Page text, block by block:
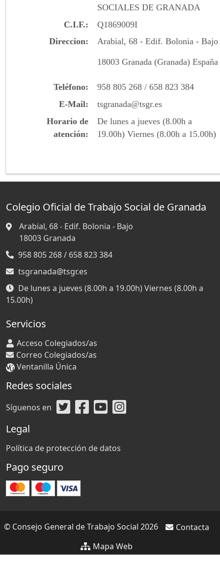
SOCIALES DE GRANADA
C.I.F.
Q1869009I
Direccion
Arabial, 68 - Edif. Bolonia - Bajo
18003 Granada (Granada) España
Teléfono
958 805 268 / 658 823 384
E-Mail
tsgranada@tsgr.es
Horario de
atención
De lunes a jueves (8.00h a
19.00h) Viernes (8.00h a 15.00h)
Colegio Oficial de Trabajo Social de Granada
Arabial, 68 - Edif. Bolonia - Bajo
18003 Granada
958 805 268 / 658 823 384
tsgranada@tsgr.es
De lunes a jueves (8.00h a 19.00h) Viernes (8.00h a
15.00h)
Servicios
Acceso Colegiados/as
Correo Colegiados/as
Ventanilla Única
Redes sociales
Síguenos en
Legal
Política de protección de datos
Pago seguro
© Consejo General de Trabajo Social 2026
Contacta
Mapa Web